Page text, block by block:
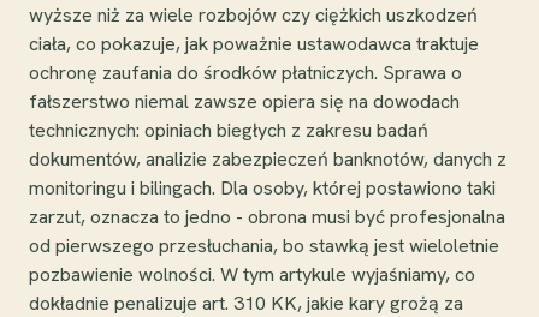
wyższe niż za wiele rozbojów czy ciężkich uszkodzeń
ciała, co pokazuje, jak poważnie ustawodawca traktuje
ochronę zaufania do środków płatniczych. Sprawa o
fałszerstwo niemal zawsze opiera się na dowodach
technicznych: opiniach biegłych z zakresu badań
dokumentów, analizie zabezpieczeń banknotów, danych z
monitoringu i bilingach. Dla osoby, której postawiono taki
zarzut, oznacza to jedno - obrona musi być profesjonalna
od pierwszego przesłuchania, bo stawką jest wieloletnie
pozbawienie wolności. W tym artykule wyjaśniamy, co
dokładnie penalizuje art. 310 KK, jakie kary grożą za